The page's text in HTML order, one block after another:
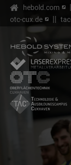
hebold.com
otc-cux.de